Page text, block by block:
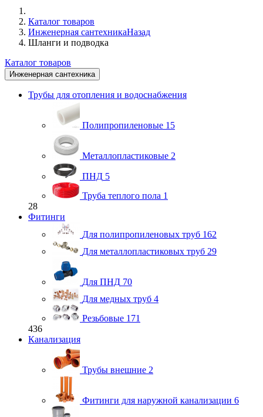
Каталог товаров
Инженерная сантехникаНазад
Шланги и подводка
Каталог товаров
Инженерная сантехника
Трубы для отопления и водоснабжения
Полипропиленовые 15
Металлопластиковые 2
ПНД 5
Труба теплого пола 1
28
Фитинги
Для полипропиленовых труб 162
Для металлопластиковых труб 29
Для ПНД 70
Для медных труб 4
Резьбовые 171
436
Канализация
Трубы внешние 2
Фитинги для наружной канализации 6